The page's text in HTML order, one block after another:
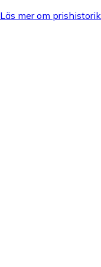
Läs mer om